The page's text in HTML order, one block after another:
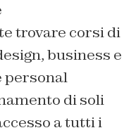
trovare corsi di
business e
personal
di soli
a tutti i